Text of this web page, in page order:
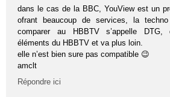
dans le cas de la BBC, YouView est un
ofrant beaucoup de services, la
comparer au HBBTV s’appelle DTG,
éléments du HBBTV et va plus loin.
elle n’est bien sure pas compatible 😉
amclt
Répondre ici